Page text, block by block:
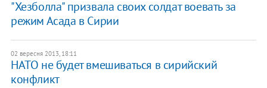
"Хезболла" призвала своих солдат воевать за
режим Асада в Сирии
02 вересня 2013, 18:11
НАТО не будет вмешиваться в сирийский
конфликт